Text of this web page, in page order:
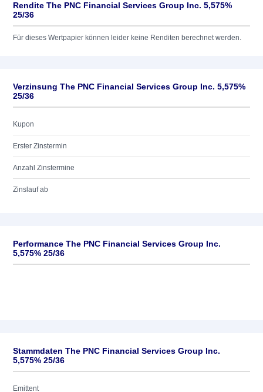
Rendite The PNC Financial Services Group Inc. 5,575%
25/36
Für dieses Wertpapier können leider keine Renditen berechnet werden.
Verzinsung The PNC Financial Services Group Inc. 5,575%
25/36
Kupon
Erster Zinstermin
Anzahl Zinstermine
Zinslauf ab
Performance The PNC Financial Services Group Inc.
5,575% 25/36
Stammdaten The PNC Financial Services Group Inc.
5,575% 25/36
Emittent